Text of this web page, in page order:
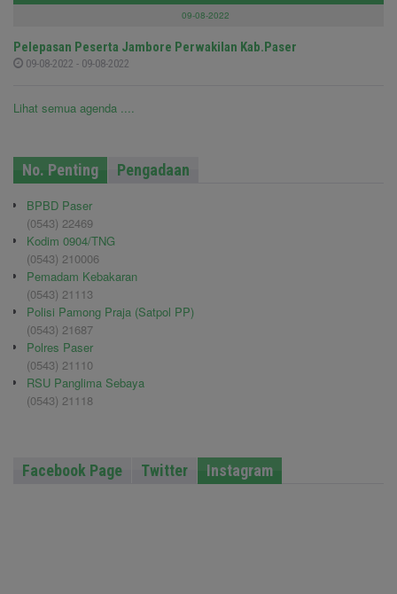
09-08-2022
Pelepasan Peserta Jambore Perwakilan Kab.Paser
09-08-2022 - 09-08-2022
Lihat semua agenda ....
No. Penting Pengadaan
BPBD Paser
(0543) 22469
Kodim 0904/TNG
(0543) 210006
Pemadam Kebakaran
(0543) 21113
Polisi Pamong Praja (Satpol PP)
(0543) 21687
Polres Paser
(0543) 21110
RSU Panglima Sebaya
(0543) 21118
Facebook Page Twitter Instagram